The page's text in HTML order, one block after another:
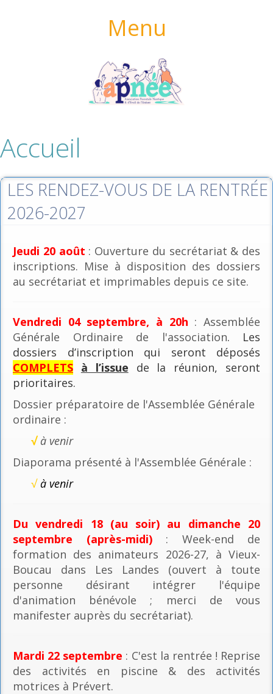
Menu
Accueil
LES RENDEZ-VOUS DE LA RENTRÉE
2026-2027
Jeudi 20 août : Ouverture du secrétariat & des
inscriptions. Mise à disposition des dossiers
au secrétariat et imprimables depuis ce site.
Vendredi 04 septembre, à 20h : Assemblée
Générale Ordinaire de l'association. Les
dossiers d’inscription qui seront déposés
COMPLETS à l’issue de la réunion, seront
prioritaires.
Dossier préparatoire de l'Assemblée Générale
ordinaire :
√ à venir
Diaporama présenté à l'Assemblée Générale :
√à venir
Du vendredi 18 (au soir) au dimanche 20
septembre (après-midi): Week-end de
formation des animateurs 2026-27, à Vieux-
Boucau dans Les Landes (ouvert à toute
personne désirant intégrer l'équipe
d'animation bénévole ; merci de vous
manifester auprès du secrétariat).
Mardi 22 septembre : C'est la rentrée ! Reprise
des activités en piscine & des activités
motrices à Prévert.